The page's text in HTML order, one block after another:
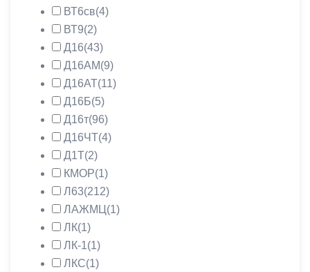
ВТ6св(4)
ВТ9(2)
Д16(43)
Д16АМ(9)
Д16АТ(11)
Д16Б(5)
Д16т(96)
Д16ЧТ(4)
Д1Т(2)
КМОР(1)
Л63(212)
ЛАЖМЦ (1)
ЛК(1)
ЛК-1(1)
ЛКС(1)